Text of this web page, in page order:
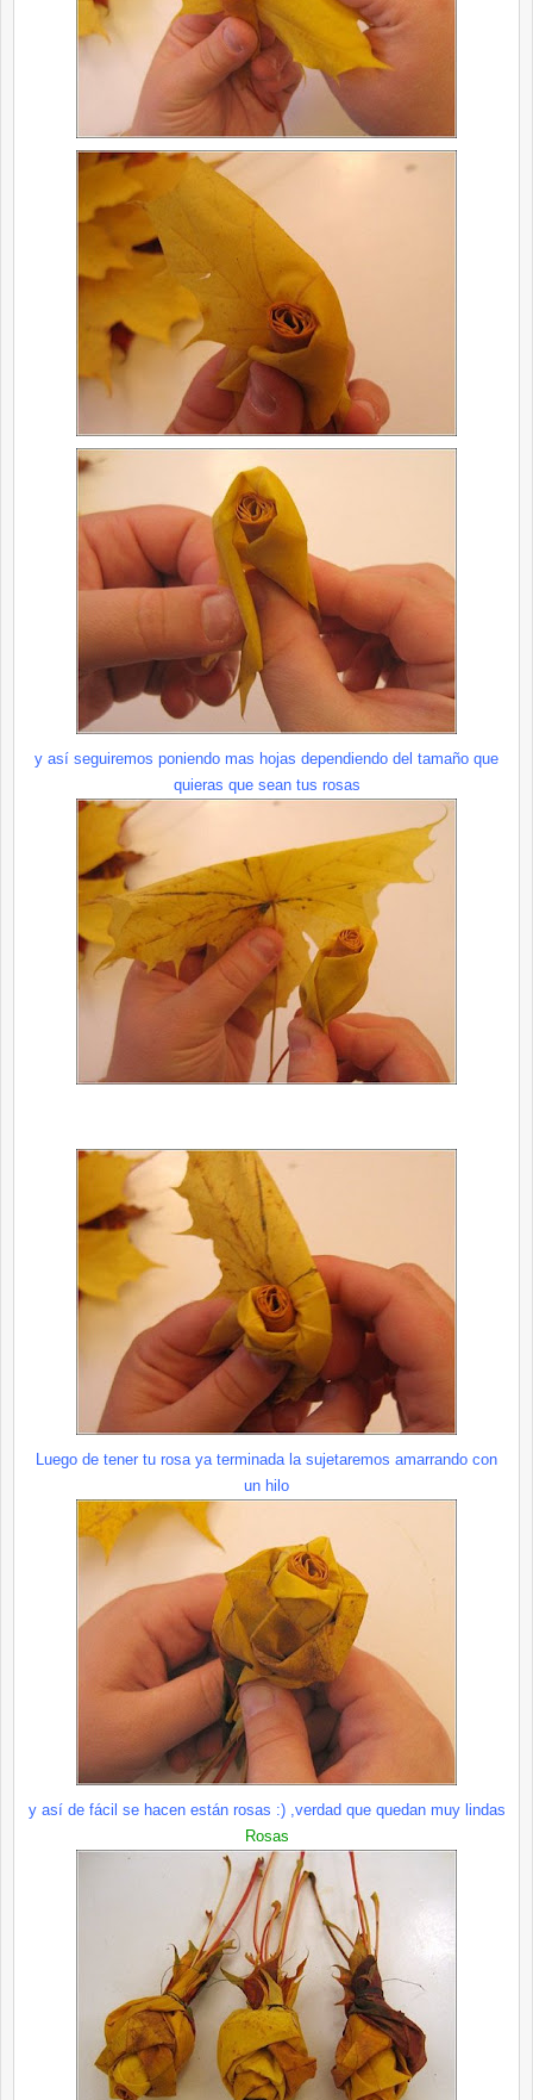
y así seguiremos poniendo mas hojas dependiendo del tamaño que
quieras que sean tus rosas
Luego de tener tu rosa ya terminada la sujetaremos amarrando con
un hilo
y así de fácil se hacen están rosas :) ,verdad que quedan muy lindas
Rosas